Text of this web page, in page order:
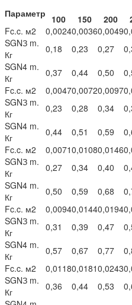
Параметр 100
150 200
Fc.c. м2 0,00240,00360,0049
SGNЗ m.
Кг
0,18 0,23 0,27
SGN4 m.
Кг
0,37 0,44 0,50
Fc.c. м2 0,00470,00720,0097
SGNЗ m.
Кг
0,23 0,28 0,34
SGN4 m.
Кг
0,44 0,51 0,59
Fc.c. м2 0,00710,01080,0146
SGNЗ m.
Кг
0,27 0,34 0,40
SGN4 m.
Кг
0,50 0,59 0,68
Fc.c. м2 0,00940,01440,0194
SGNЗ m.
Кг
0,31 0,39 0,47
SGN4 m.
Кг
0,57 0,67 0,77
Fc.c. м2 0,01180,01810,0243
SGNЗ m.
Кг
0,36 0,44 0,53